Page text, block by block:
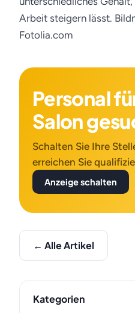
Arbeit steigern lässt.
Fotolia.com
Personal
Salon
Schalten Sie Ihre
erreichen Sie
Anzeige schalten
← Alle Artikel
Kategorien